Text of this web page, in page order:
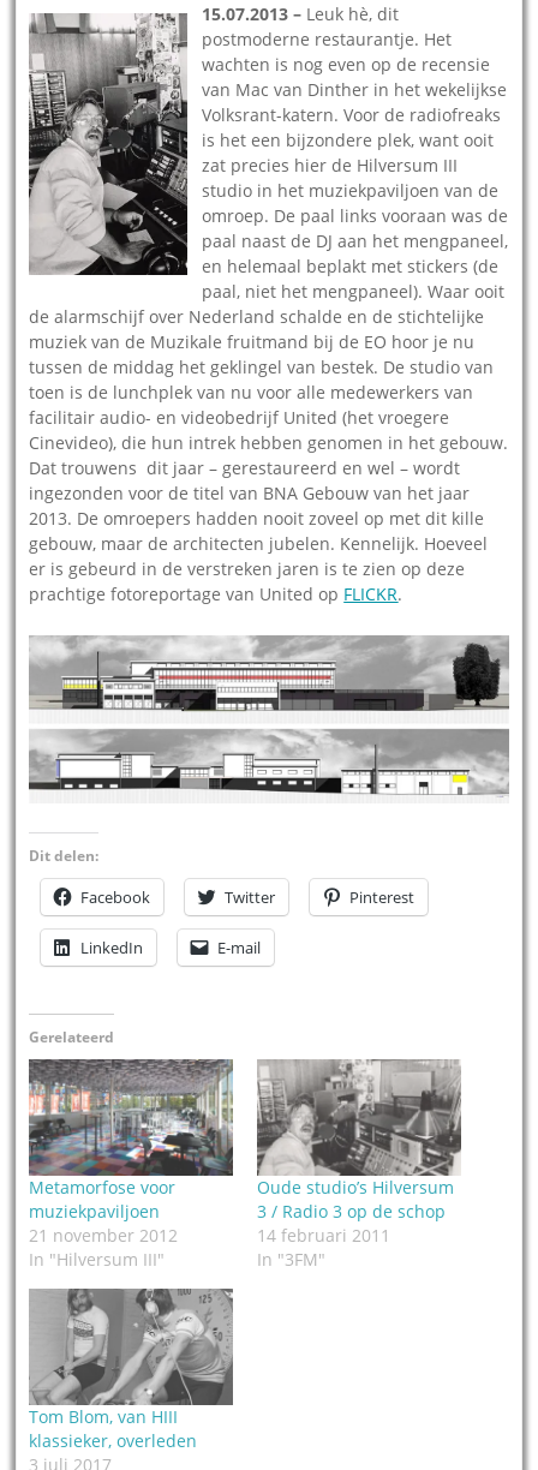
15.07.2013 – Leuk hè, dit
postmoderne restaurantje. Het
wachten is nog even op de recensie
van Mac van Dinther in het wekelijkse
Volksrant-katern. Voor de radiofreaks
is het een bijzondere plek, want ooit
zat precies hier de Hilversum III
studio in het muziekpaviljoen van de
omroep. De paal links vooraan was de
paal naast de DJ aan het mengpaneel,
en helemaal beplakt met stickers (de
paal, niet het mengpaneel). Waar ooit
de alarmschijf over Nederland schalde en de stichtelijke
muziek van de Muzikale fruitmand bij de EO hoor je nu
tussen de middag het geklingel van bestek. De studio van
toen is de lunchplek van nu voor alle medewerkers van
facilitair audio- en videobedrijf United (het vroegere
Cinevideo), die hun intrek hebben genomen in het gebouw.
Dat trouwens dit jaar – gerestaureerd en wel – wordt
ingezonden voor de titel van BNA Gebouw van het jaar
2013. De omroepers hadden nooit zoveel op met dit kille
gebouw, maar de architecten jubelen. Kennelijk. Hoeveel
er is gebeurd in de verstreken jaren is te zien op deze
prachtige fotoreportage van United op FLICKR.
Dit delen:
Facebook Twitter Pinterest
LinkedIn E-mail
Gerelateerd
Metamorfose voor
muziekpaviljoen
21 november 2012
In "Hilversum III"
Oude studio’s Hilversum
3 / Radio 3 op de schop
14 februari 2011
In "3FM"
Tom Blom, van HIII
klassieker, overleden
3 juli 2017